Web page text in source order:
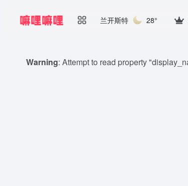
兰开斯特 28°
Warning: Attempt to read property